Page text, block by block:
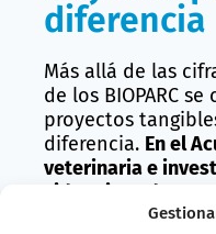
diferencia
Más allá de las
de los BIOPARC
proyectos
diferencia. En el
veterinaria e
sido
de las